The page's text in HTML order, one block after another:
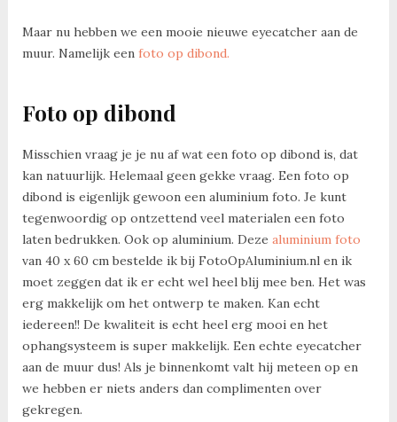
Maar nu hebben we een mooie nieuwe eyecatcher aan de
muur. Namelijk een foto op dibond.
Foto op dibond
Misschien vraag je je nu af wat een foto op dibond is, dat
kan natuurlijk. Helemaal geen gekke vraag. Een foto op
dibond is eigenlijk gewoon een aluminium foto. Je kunt
tegenwoordig op ontzettend veel materialen een foto
laten bedrukken. Ook op aluminium. Deze aluminium foto
van 40 x 60 cm bestelde ik bij FotoOpAluminium.nl en ik
moet zeggen dat ik er echt wel heel blij mee ben. Het was
erg makkelijk om het ontwerp te maken. Kan echt
iedereen!! De kwaliteit is echt heel erg mooi en het
ophangsysteem is super makkelijk. Een echte eyecatcher
aan de muur dus! Als je binnenkomt valt hij meteen op en
we hebben er niets anders dan complimenten over
gekregen.